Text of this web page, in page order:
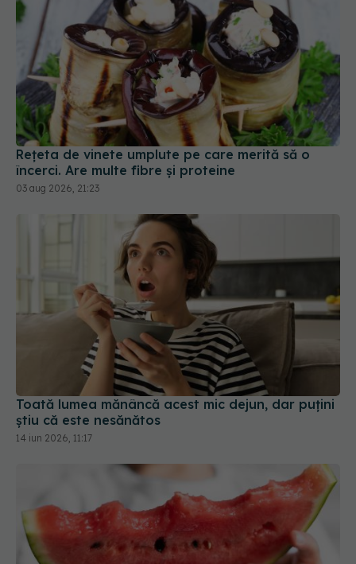
Rețeta de vinete umplute pe care merită să o
încerci. Are multe fibre și proteine
03 aug 2026, 21:23
Toată lumea mănâncă acest mic dejun, dar puțini
știu că este nesănătos
14 iun 2026, 11:17